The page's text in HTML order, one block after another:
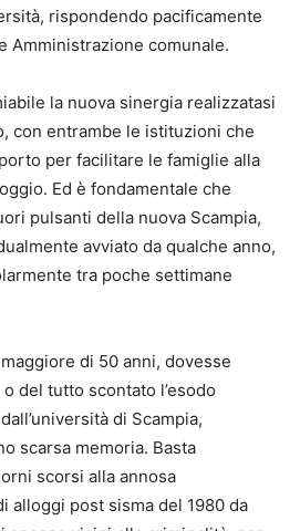
rispondendo pacificamente
Amministrazione comunale.
la nuova sinergia realizzatasi
con entrambe le istituzioni che
per facilitare le famiglie alla
Ed è fondamentale che
pulsanti della nuova Scampia,
avviato da qualche anno,
tra poche settimane
di 50 anni, dovesse
del tutto scontato l’esodo
di Scampia,
scarsa memoria. Basta
scorsi alla annosa
alloggi post sisma del 1980 da